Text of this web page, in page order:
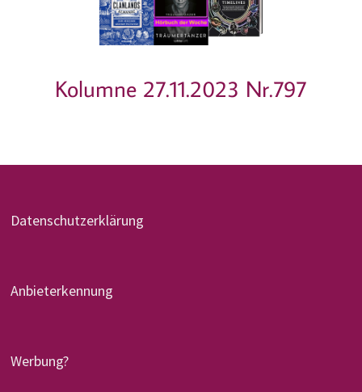
Kolumne 27.11.2023 Nr.797
Datenschutzerklärung
Anbieterkennung
Werbung?